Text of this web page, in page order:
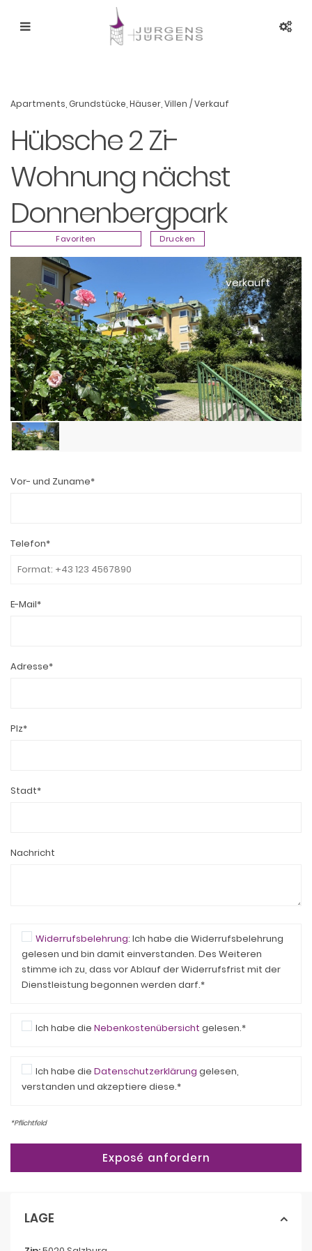
Apartments Grundstücke Häuser Villen /Verkauf
Hübsche 2 Zi-
Wohnung nächst
Donnenbergpark
Favoriten Drucken
verkauft
Vor- und Zuname*
Telefon*
E-Mail*
Adresse*
Plz*
Stadt*
Nachricht
Widerrufsbelehrung: Ich habe die Widerrufsbelehrung
gelesen und bin damit einverstanden. Des Weiteren
stimme ich zu, dass vor Ablauf der Widerrufsfrist mit der
Dienstleistung begonnen werden darf.*
Ich habe die Nebenkostenübersicht gelesen.*
Ich habe die Datenschutzerklärung gelesen,
verstanden und akzeptiere diese.*
*Pflichtfeld
LAGE